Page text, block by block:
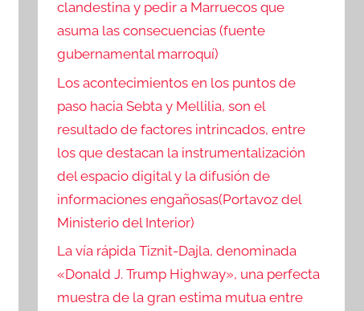
clandestina y pedir a Marruecos que
asuma las consecuencias (fuente
gubernamental marroquí)
Los acontecimientos en los puntos de
paso hacia Sebta y Mellilia, son el
resultado de factores intrincados, entre
los que destacan la instrumentalización
del espacio digital y la difusión de
informaciones engañosas(Portavoz del
Ministerio del Interior)
La vía rápida Tiznit-Dajla, denominada
«Donald J. Trump Highway», una perfecta
muestra de la gran estima mutua entre